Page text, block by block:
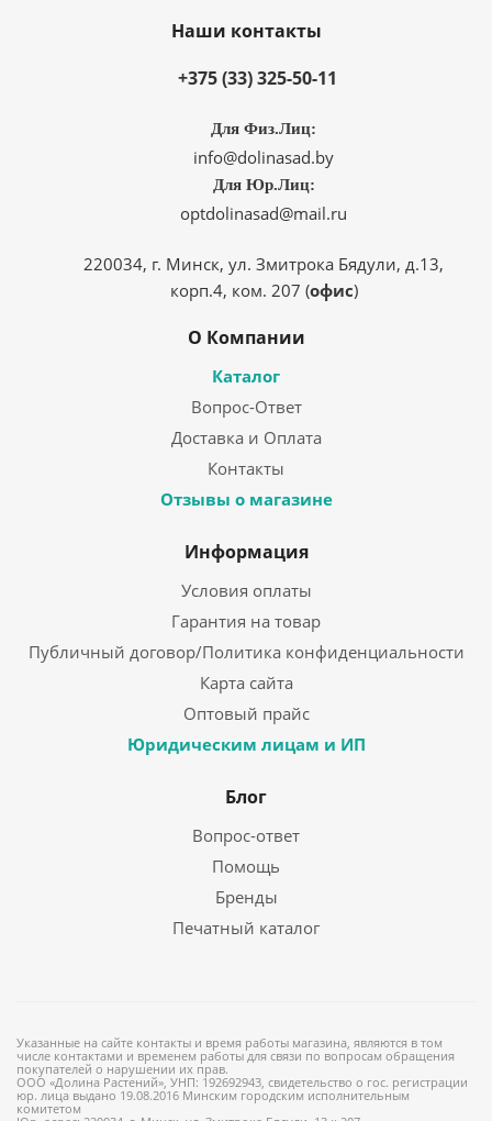
Наши контакты
+375 (33) 325-50-11
Для Физ.Лиц:
info@dolinasad.by
Для Юр.Лиц:
optdolinasad@mail.ru
220034, г. Минск, ул. Змитрока Бядули, д.13,
корп.4, ком. 207 (офис)
О Компании
Каталог
Вопрос-Ответ
Доставка и Оплата
Контакты
Отзывы о магазине
Информация
Условия оплаты
Гарантия на товар
Публичный договор/Политика конфиденциальности
Карта сайта
Оптовый прайс
Юридическим лицам и ИП
Блог
Вопрос-ответ
Помощь
Бренды
Печатный каталог
Указанные на сайте контакты и время работы магазина, являются в том
числе контактами и временем работы для связи по вопросам обращения
покупателей о нарушении их прав.
ООО «Долина Растений», УНП: 192692943, свидетельство о гос. регистрации
юр. лица выдано 19.08.2016 Минским городским исполнительным
комитетом